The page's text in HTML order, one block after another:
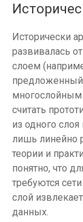
Исторически
развивалась
слоем
многослойным
считать
из одного
лишь линейно
теории и
понятно, что
требуются
слой
данных.